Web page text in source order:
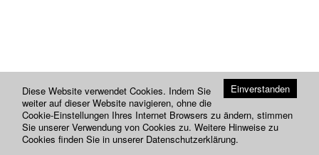
Einverstanden
Diese Website verwendet Cookies. Indem Sie
weiter auf dieser Website navigieren, ohne die
Cookie-Einstellungen Ihres Internet Browsers zu ändern, stimmen
Sie unserer Verwendung von Cookies zu. Weitere Hinweise zu
Cookies finden Sie in unserer Datenschutzerklärung.